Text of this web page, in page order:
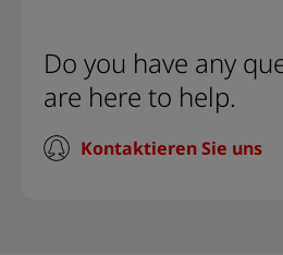
Do you have any
are here to help.
Kontaktieren Sie uns